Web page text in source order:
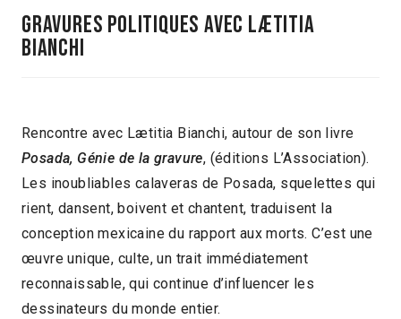
GRAVURES POLITIQUES AVEC LÆTITIA
BIANCHI
Rencontre avec Lætitia Bianchi, autour de son livre
Posada, Génie de la gravure, (éditions L’Association).
Les inoubliables calaveras de Posada, squelettes qui
rient, dansent, boivent et chantent, traduisent la
conception mexicaine du rapport aux morts. C’est une
œuvre unique, culte, un trait immédiatement
reconnaissable, qui continue d’influencer les
dessinateurs du monde entier.